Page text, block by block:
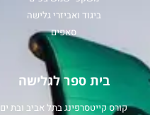
ביגוד ואביזרי גלישה
סאפים
בית ספר לגלישה
קורס קייטסרפינג בתל אביב ובת ים